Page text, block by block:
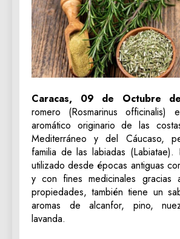
Caracas, 09 de Octubre
romero (Rosmarinus officinalis)
aromático originario de las
Mediterráneo y del Cáucaso,
familia de las labiadas
utilizado desde épocas antiguas
y con fines medicinales gracias
propiedades, también tiene un
aromas de alcanfor, pino,
lavanda.